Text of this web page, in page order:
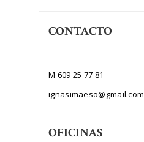
CONTACTO
M 609 25 77 81
ignasimaeso@gmail.com
OFICINAS